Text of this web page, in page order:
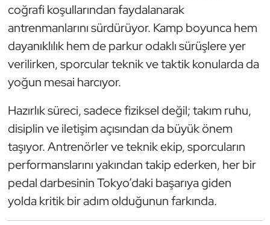
coğrafi koşullarından faydalanarak
antrenmanlarını sürdürüyor. Kamp boyunca hem
dayanıklılık hem de parkur odaklı sürüşlere yer
verilirken, sporcular teknik ve taktik konularda da
yoğun mesai harcıyor.
Hazırlık süreci, sadece fiziksel değil; takım ruhu,
disiplin ve iletişim açısından da büyük önem
taşıyor. Antrenörler ve teknik ekip, sporcuların
performanslarını yakından takip ederken, her bir
pedal darbesinin Tokyo’daki başarıya giden
yolda kritik bir adım olduğunun farkında.
Karate
Kayak
Kempo
Kick Boks
Kürek
Masa Tenisi
Modern Pentatlon